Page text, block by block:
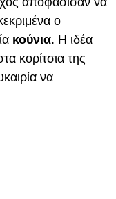
ο
κούνια. Η ιδέα
κορίτσια της
να